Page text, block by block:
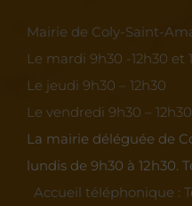
Mairie de Coly-Saint-
Le mardi 9h30 -12h30 et
Le jeudi 9h30 – 12h30
Le vendredi 9h30 – 12h30
La mairie déléguée de
lundis de 9h30 à 12h30.
Accueil téléphonique :